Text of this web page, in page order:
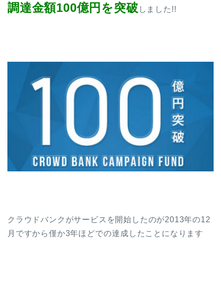
調達金額100億円を突破 しました!!
クラウドバンクがサービスを開始したのが2013年の12
月ですから僅か3年ほどでの達成したことになります